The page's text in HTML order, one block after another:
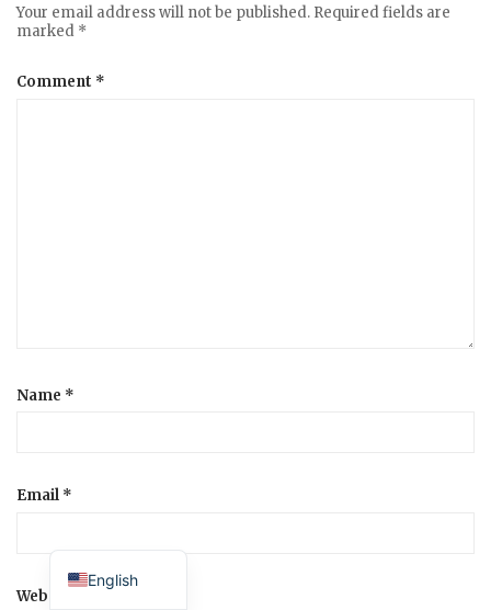
Your email address will not be published. Required fields are
marked *
Comment *
Name *
Email *
Website
English